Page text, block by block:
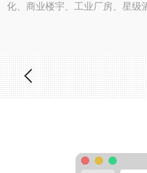
化、商业楼宇、工业厂房、星级